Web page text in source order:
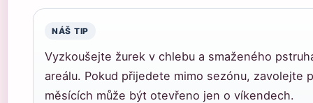
NÁŠ TIP
Vyzkoušejte žurek v chlebu a smaženého
areálu. Pokud přijedete mimo sezónu, zavolejte
měsících může být otevřeno jen o víkendech.